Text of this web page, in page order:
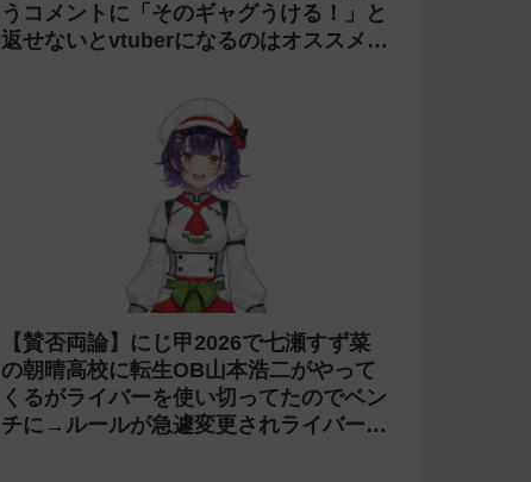
うコメントに「そのギャグうける！」と
返せないとvtuberになるのはオススメし
【賛否両論】にじ甲2026で七瀬すず菜
の朝晴高校に転生OB山本浩二がやって
くるがライバーを使い切ってたのでベン
チに→ルールが急遽変更されライバーの